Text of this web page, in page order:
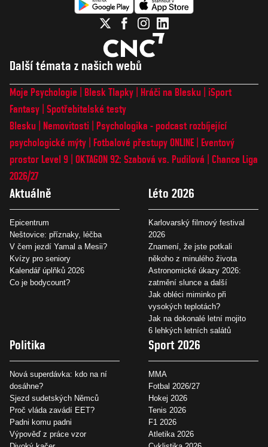
Další témata z našich webů
Moje Psychologie Blesk Tlapky Hráči na Blesku
iSport
Fantasy Spotřebitelské testy
Blesku
Nemovitosti
Psychologika - podcast rozbíjející
psychologické mýty
Fotbalové přestupy ONLINE
Eventový
prostor Level 9 OKTAGON 92: Szabová vs. Pudilová
Chance Liga
2026/27
Aktuálně
Epicentrum
Neštovice: příznaky, léčba
V čem jezdí Yamal a Mesii?
Kvízy pro seniory
Kalendář úplňků 2026
Co je bodycount?
Léto 2026
Karlovarský filmový festival
2026
Znamení, že jste potkali
někoho z minulého života
Astronomické úkazy 2026:
zatmění slunce a další
Jak obléci miminko při
vysokých teplotách?
Jak na dokonalé letní mojito
6 lehkých letních salátů
Politika
Nová superdávka: kdo na ní
dosáhne?
Sjezd sudetských Němců
Proč vláda zavádí EET?
Padni komu padni
Výpověď z práce vzor
Sport 2026
MMA
Fotbal 2026/27
Hokej 2026
Tenis 2026
F1 2026
Atletika 2026